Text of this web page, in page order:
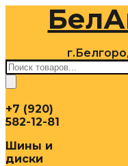
содержимому
Поиск
товаров
+7 (920)
582-12-81
Шины и
диски